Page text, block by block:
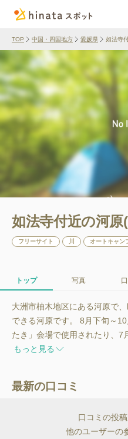
TOP 中国・四国地方 愛媛県 如法寺
如法寺付近の河
フリーサイト オートキャン
トップ 写真
大洲市柚木地区にある河原で
できる河原です。 8月下旬～
たき」会場で使用されたり、7
もっと見る
最新の口コミ
口コミの投
他のユーザーの